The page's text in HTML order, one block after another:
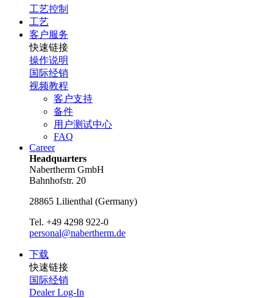
工艺控制
工艺
客户服务
快速链接
操作说明
国际经销
视频教程
客户支持
备件
用户测试中心
FAQ
Career
Headquarters
Nabertherm GmbH
Bahnhofstr. 20
28865 Lilienthal (Germany)
Tel. +49 4298 922-0
personal@nabertherm.de
下载
快速链接
国际经销
Dealer Log-In